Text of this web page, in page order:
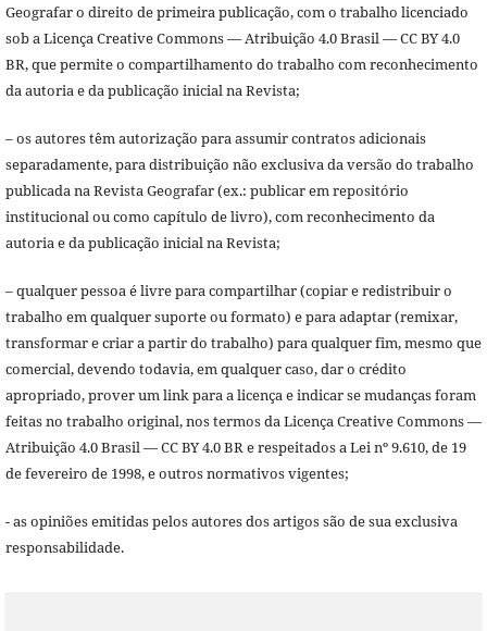
Geografar o direito de primeira publicação, com o trabalho licenciado
sob a Licença Creative Commons — Atribuição 4.0 Brasil — CC BY 4.0
BR, que permite o compartilhamento do trabalho com reconhecimento
da autoria e da publicação inicial na Revista;
– os autores têm autorização para assumir contratos adicionais
separadamente, para distribuição não exclusiva da versão do trabalho
publicada na Revista Geografar (ex.: publicar em repositório
institucional ou como capítulo de livro), com reconhecimento da
autoria e da publicação inicial na Revista;
– qualquer pessoa é livre para compartilhar (copiar e redistribuir o
trabalho em qualquer suporte ou formato) e para adaptar (remixar,
transformar e criar a partir do trabalho) para qualquer fim, mesmo que
comercial, devendo todavia, em qualquer caso, dar o crédito
apropriado, prover um link para a licença e indicar se mudanças foram
feitas no trabalho original, nos termos da Licença Creative Commons —
Atribuição 4.0 Brasil — CC BY 4.0 BR e respeitados a Lei nº 9.610, de 19
de fevereiro de 1998, e outros normativos vigentes;
- as opiniões emitidas pelos autores dos artigos são de sua exclusiva
responsabilidade.